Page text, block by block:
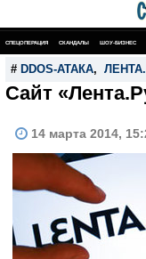
СПЕЦОПЕРАЦИЯ СКАНДАЛЫ ШОУ-БИЗНЕС
# DDOS-АТАКА,
Сайт
14 марта 2014,